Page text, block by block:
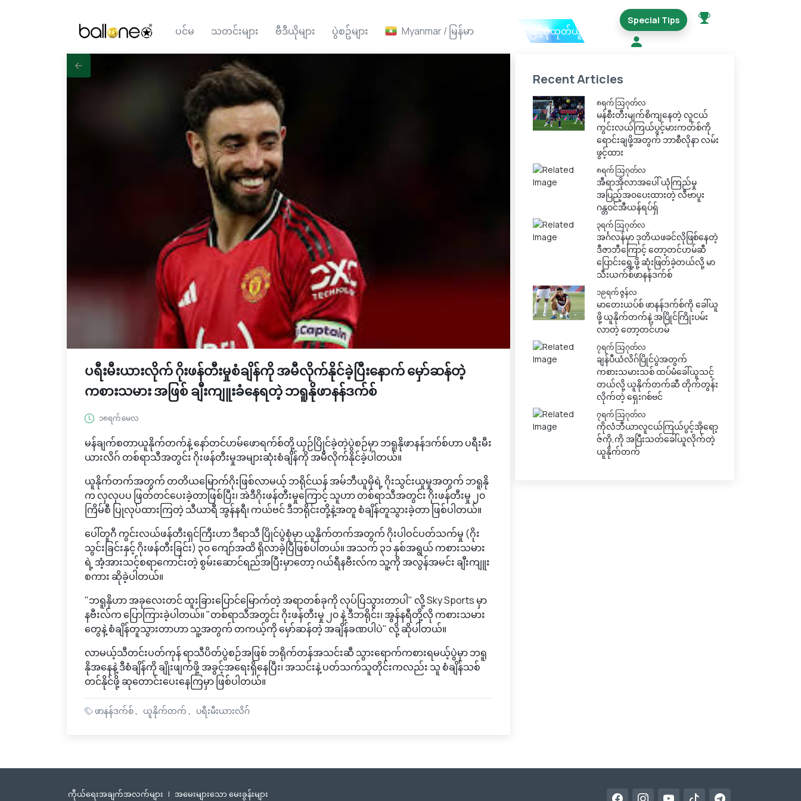
ပင်မ သတင်းများ ဗီဒီယိုများ ပွဲစဥ်များ Myanmar / မြန်မာ Ai ဖြင့်ပုံထုတ်ယူမည်
Special Tips
ပရီးမီးယားလိုက် ဂိုးဖန်တီးမှုစံချိန်ကို အမီလိုက်နိုင်ခဲ့ပြီးနောက် မှော်ဆန်တဲ့
ကစားသမား အဖြစ် ချီးကျူးခံနေရတဲ့ ဘရူနိုဖာနန်ဒက်စ်
၁၈ရက် မေလ
မန်ချက်စတာယူနိုက်တက်နဲ့ နော်တင်ဟမ်ဖောရက်စ်တို့ ယှဉ်ပြိုင်ခဲ့တဲ့ပွဲစဉ်မှာ ဘရူနိုဖာနန်ဒက်စ်ဟာ ပရီးမီး
ယားလိဂ် တစ်ရာသီအတွင်း ဂိုးဖန်တီးမှုအများဆုံးစံချိန်ကို အမီလိုက်နိုင်ခဲ့ပါတယ်။
ယူနိုက်တက်အတွက် တတိယမြောက်ဂိုးဖြစ်လာမယ့် ဘရိုင်ယန် အမ်ဘီယူမိုရဲ့ ဂိုးသွင်းယူမှုအတွက် ဘရူနို
က လှလှပပ ဖြတ်တင်ပေးခဲ့တာဖြစ်ပြီး၊ အဲဒီဂိုးဖန်တီးမှုကြောင့် သူဟာ တစ်ရာသီအတွင်း ဂိုးဖန်တီးမှု ၂၀
ကြိမ်စီ ပြုလုပ်ထားကြတဲ့ သီယာရီ အွန်နရီ၊ ကယ်ဗင် ဒီဘရိုင်းတို့နဲ့အတူ စံချိန်တူသွားခဲ့တာ ဖြစ်ပါတယ်။
ပေါ်တူဂီ ကွင်းလယ်ဖန်တီးရှင်ကြီးဟာ ဒီရာသီ ပြိုင်ပွဲစုံမှာ ယူနိုက်တက်အတွက် ဂိုးပါဝင်ပတ်သက်မှု (ဂိုး
သွင်းခြင်းနှင့် ဂိုးဖန်တီးခြင်း) ၃၀ ကျော်အထိ ရှိလာခဲ့ပြီဖြစ်ပါတယ်။ အသက် ၃၁ နှစ်အရွယ် ကစားသမား
ရဲ့ အံ့အားသင့်စရာကောင်းတဲ့ စွမ်းဆောင်ရည်အပြီးမှာတော့ ဂယ်ရီနဗီးလ်က သူ့ကို အလွန်အမင်း ချီးကျူး
စကား ဆိုခဲ့ပါတယ်။
"ဘရူနိုဟာ အခုလေးတင် ထူးခြားပြောင်မြောက်တဲ့ အရာတစ်ခုကို လုပ်ပြသွားတာပါ" လို့ Sky Sports မှာ
နဗီးလ်က ပြောကြားခဲ့ပါတယ်။ "တစ်ရာသီအတွင်း ဂိုးဖန်တီးမှု ၂၀ နဲ့ ဒီဘရိုင်း၊ အွန်နရီတို့လို ကစားသမား
တွေနဲ့ စံချိန်တူသွားတာဟာ သူ့အတွက် တကယ့်ကို မှော်ဆန်တဲ့ အချိန်ခဏပါပဲ" လို့ ဆိုပါတယ်။
လာမယ့်သီတင်းပတ်ကုန် ရာသီပိတ်ပွဲစဉ်အဖြစ် ဘရိုက်တန်အသင်းဆီ သွားရောက်ကစားရမယ့်ပွဲမှာ ဘရူ
နိုအနေနဲ့ ဒီစံချိန်ကို ချိုးဖျက်ဖို့ အခွင့်အရေးရှိနေပြီး၊ အသင်းနဲ့ ပတ်သက်သူတိုင်းကလည်း သူ စံချိန်သစ်
တင်နိုင်ဖို့ ဆုတောင်းပေးနေကြမှာ ဖြစ်ပါတယ်။
ဖာနန်ဒက်စ် ယူနိုက်တက် ပရီးမီးယားလိဂ်
Recent Articles
၈ရက် သြဂုတ်လ
မန်စီးတီးမျက်စိကျနေတဲ့ လူငယ်
ကွင်းလယ်ကြယ်ပွင့်မားကတ်စ်ကို
ရောင်းချဖို့အတွက် ဘာစီလိုနာ လမ်း
ဖွင့်ထား
၈ရက် သြဂုတ်လ
အီရာအိုလာအပေါ် ယုံကြည်မှု
အပြည့်အ၀ပေးထားတဲ့ လီဗာပူး
ဂန္တဝင်အီယန်ရပ်ရှ်
၃ရက် သြဂုတ်လ
အင်္ဂလန်မှာ ဒုတိယဖခင်လိုဖြစ်နေတဲ့
ဒီဇာဘီကြောင့် တော့တင်ဟမ်ဆီ
ပြောင်းရွှေ့ဖို့ ဆုံးဖြတ်ခဲ့တယ်လို့ မာ
သီးယက်စ်ဖာနန်ဒက်စ်
၁၉ရက် ဇွန်လ
မာတေးယပ်စ် ဖာနန်ဒက်စ်ကို ခေါ်ယူ
ဖို့ ယူနိုက်တက်နဲ့ အပြိုင်ကြိုးပမ်း
လာတဲ့ တော့တင်ဟမ်
၇ရက် သြဂုတ်လ
ချန်ပီယံလိဂ်ပြိုင်ပွဲအတွက်
ကစားသမားသစ် ထပ်မံခေါ်ယူသင့်
တယ်လို့ ယူနိုက်တက်ဆီ တိုက်တွန်း
လိုက်တဲ့ ရှေးဂစ်ဗင်
၇ရက် သြဂုတ်လ
ကိုလံဘီယာလူငယ်ကြယ်ပွင့်အိုရော့
ဇ်ကို,ကို အပြီးသတ်ခေါ်ယူလိုက်တဲ့
ယူနိုက်တက်
ကီုယ်ရေးအချက်အလက်များ | အမေးများသော မေးခွန်းများ